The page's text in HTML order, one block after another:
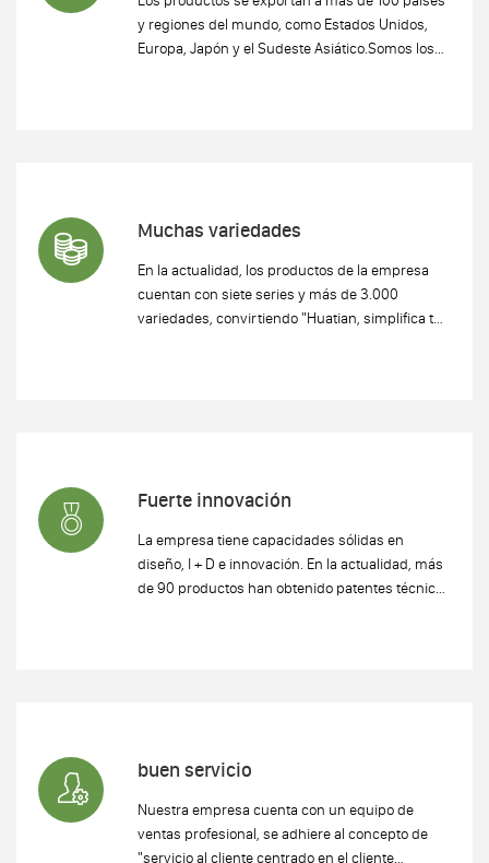
y regiones del mundo, como Estados Unidos,
Europa, Japón y el Sudeste Asiático.Somos los
Muchas variedades
En la actualidad, los productos de la empresa
cuentan con siete series y más de 3.000
variedades, convirtiendo "Huatian, simplifica tu
Fuerte innovación
La empresa tiene capacidades sólidas en
diseño, I + D e innovación. En la actualidad, más
de 90 productos han obtenido patentes técnicas
buen servicio
Nuestra empresa cuenta con un equipo de
ventas profesional, se adhiere al concepto de
"servicio al cliente centrado en el cliente